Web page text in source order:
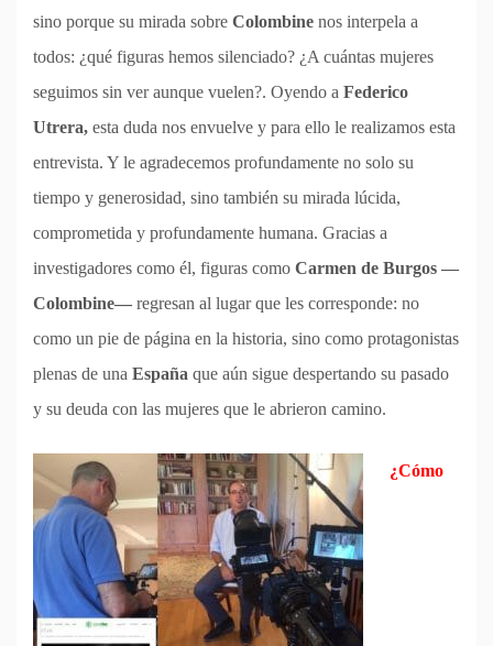
sino porque su mirada sobre Colombine nos interpela a
todos: ¿qué figuras hemos silenciado? ¿A cuántas mujeres
seguimos sin ver aunque vuelen?. Oyendo a Federico
Utrera, esta duda nos envuelve y para ello le realizamos esta
entrevista. Y le agradecemos profundamente no solo su
tiempo y generosidad, sino también su mirada lúcida,
comprometida y profundamente humana. Gracias a
investigadores como él, figuras como Carmen de Burgos —
Colombine— regresan al lugar que les corresponde: no
como un pie de página en la historia, sino como protagonistas
plenas de una España que aún sigue despertando su pasado
y su deuda con las mujeres que le abrieron camino.
¿Cómo